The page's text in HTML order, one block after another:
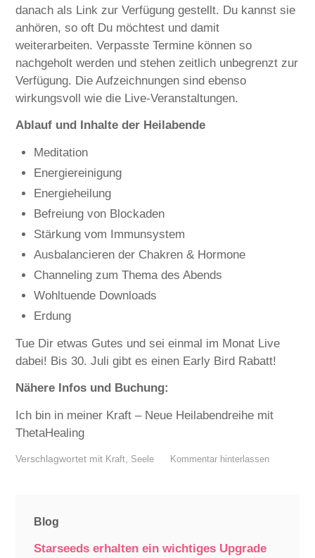
danach als Link zur Verfügung gestellt. Du kannst sie
anhören, so oft Du möchtest und damit
weiterarbeiten. Verpasste Termine können so
nachgeholt werden und stehen zeitlich unbegrenzt zur
Verfügung. Die Aufzeichnungen sind ebenso
wirkungsvoll wie die Live-Veranstaltungen.
Ablauf und Inhalte der Heilabende
Meditation
Energiereinigung
Energieheilung
Befreiung von Blockaden
Stärkung vom Immunsystem
Ausbalancieren der Chakren & Hormone
Channeling zum Thema des Abends
Wohltuende Downloads
Erdung
Tue Dir etwas Gutes und sei einmal im Monat Live
dabei! Bis 30. Juli gibt es einen Early Bird Rabatt!
Nähere Infos und Buchung:
Ich bin in meiner Kraft – Neue Heilabendreihe mit
ThetaHealing
Verschlagwortet mit Kraft, Seele Kommentar hinterlassen
Blog
Starseeds erhalten ein wichtiges Upgrade